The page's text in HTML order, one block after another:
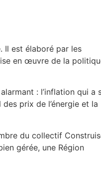
Il est élaboré par les
en œuvre de la
: l’inflation qui a
prix de l’énergie et la
du collectif
gérée, une Région